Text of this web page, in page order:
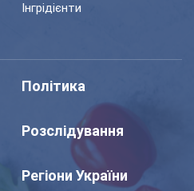
Інгрідієнти
Політика
Розслідування
Регіони України